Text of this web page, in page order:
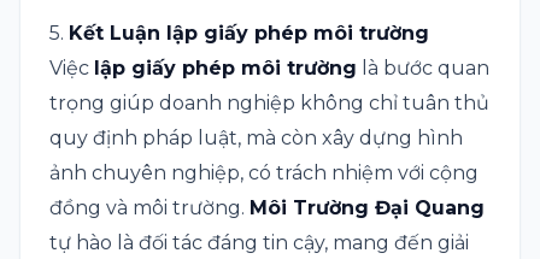
5. Kết Luận lập giấy phép môi trường
Việc lập giấy phép môi trường là bước quan
trọng giúp doanh nghiệp không chỉ tuân thủ
quy định pháp luật, mà còn xây dựng hình
ảnh chuyên nghiệp, có trách nhiệm với cộng
đồng và môi trường. Môi Trường Đại Quang
tự hào là đối tác đáng tin cậy, mang đến giải